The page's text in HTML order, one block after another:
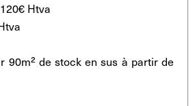
Htva
90m² de stock en sus à partir de